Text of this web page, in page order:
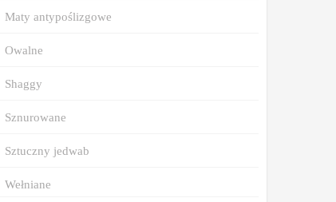
Maty antypoślizgowe
Owalne
Shaggy
Sznurowane
Sztuczny jedwab
Wełniane